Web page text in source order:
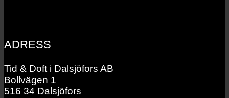
ADRESS
Tid & Doft i Dalsjöfors AB
Bollvägen 1
516 34 Dalsjöfors